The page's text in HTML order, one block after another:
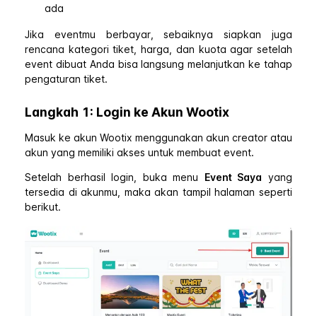
ada
Jika eventmu berbayar, sebaiknya siapkan juga
rencana kategori tiket, harga, dan kuota agar setelah
event dibuat Anda bisa langsung melanjutkan ke tahap
pengaturan tiket.
Langkah 1: Login ke Akun Wootix
Masuk ke akun Wootix menggunakan akun creator atau
akun yang memiliki akses untuk membuat event.
Setelah berhasil login, buka menu Event Saya yang
tersedia di akunmu, maka akan tampil halaman seperti
berikut.